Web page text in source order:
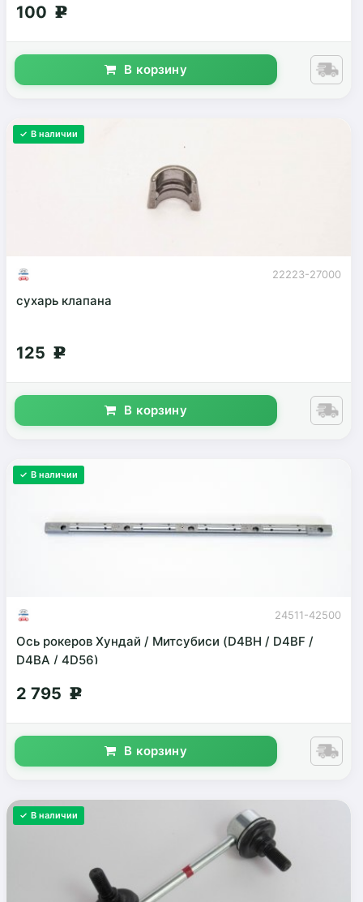
100 g
В корзину
✓ В наличии
22223-27000
сухарь клапана
125 g
В корзину
✓ В наличии
24511-42500
Ось рокеров Хундай / Митсубиси (D4BH / D4BF /
D4BA / 4D56)
2 795 g
В корзину
✓ В наличии